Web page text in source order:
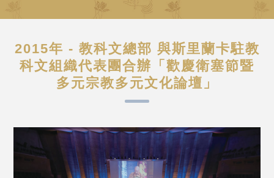
2015年 - 教科文總部 與斯里蘭卡駐教
科文組織代表團合辦「歡慶衛塞節暨
多元宗教多元文化論壇」